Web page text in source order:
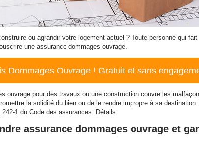
ou agrandir votre logement actuel ? Toute personne qui
une assurance dommages ouvrage.
Dommages Ouvrage ! Gratuit et sans
ouvrage pour des travaux ou une construction couvre les
la solidité du bien ou de le rendre impropre à sa
242-1 du Code des assurances. Détails.
assurance dommages ouvrage et